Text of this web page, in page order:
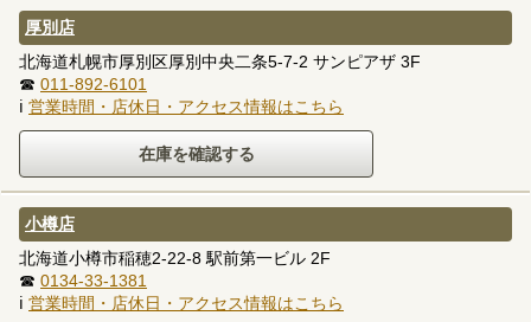
厚別店
北海道札幌市厚別区厚別中央二条5-7-2 サンピアザ 3F
☎ 011-892-6101
ℹ 営業時間・店休日・アクセス情報はこちら
小樽店
北海道小樽市稲穂2-22-8 駅前第一ビル 2F
☎ 0134-33-1381
ℹ 営業時間・店休日・アクセス情報はこちら